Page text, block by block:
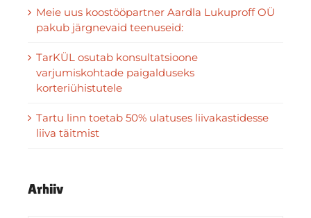
Meie uus koostööpartner Aardla Lukuproff OÜ
pakub järgnevaid teenuseid:
TarKÜL osutab konsultatsioone
varjumiskohtade paigalduseks
korteriühistutele
Tartu linn toetab 50% ulatuses liivakastidesse
liiva täitmist
Arhiiv